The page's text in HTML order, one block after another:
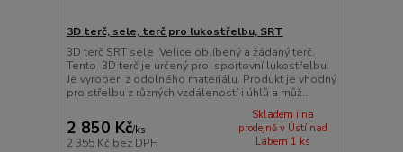
3D terč, sele, terč pro lukostřelbu, SRT
3D terč SRT sele Velice oblíbený a žádaný terč.
Tento 3D terč je určený pro sportovní lukostřelbu.
Je vyroben z odolného materiálu. Produkt je vhodný
pro střelbu z různých vzdáleností i úhlů a můž...
2 850 Kč/ks
2 355 Kč bez DPH
Skladem i na
prodejně v Ústí nad
Labem 1 ks